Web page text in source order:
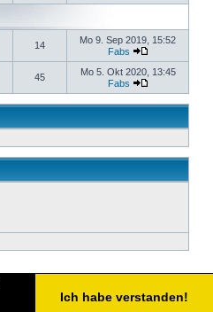
Ich habe verstanden!
14
Mo 9. Sep 2019, 15:52
Fabs
45
Mo 5. Okt 2020, 13:45
Fabs